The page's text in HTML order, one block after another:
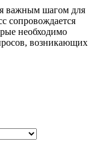
важным шагом для
сопровождается
необходимо
возникающих